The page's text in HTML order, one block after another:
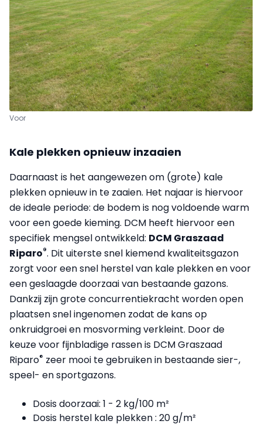
Voor
Kale plekken opnieuw inzaaien
Daarnaast is het aangewezen om (grote) kale
plekken opnieuw in te zaaien. Het najaar is hiervoor
de ideale periode: de bodem is nog voldoende warm
voor een goede kieming. DCM heeft hiervoor een
specifiek mengsel ontwikkeld: DCM Graszaad
Riparo®. Dit uiterste snel kiemend kwaliteitsgazon
zorgt voor een snel herstel van kale plekken en voor
een geslaagde doorzaai van bestaande gazons.
Dankzij zijn grote concurrentiekracht worden open
plaatsen snel ingenomen zodat de kans op
onkruidgroei en mosvorming verkleint. Door de
keuze voor fijnbladige rassen is DCM Graszaad
Riparo® zeer mooi te gebruiken in bestaande sier-,
speel- en sportgazons.
Dosis doorzaai: 1 - 2 kg/100 m²
Dosis herstel kale plekken : 20 g/m²